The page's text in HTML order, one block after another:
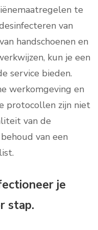
te
van
handschoenen en
kun je een
service bieden.
werkomgeving en
protocollen zijn niet
van de
van een
je
stap.